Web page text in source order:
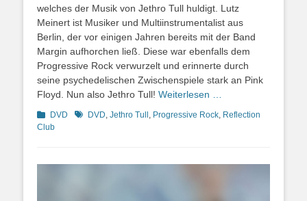
welches der Musik von Jethro Tull huldigt. Lutz
Meinert ist Musiker und Multiinstrumentalist aus
Berlin, der vor einigen Jahren bereits mit der Band
Margin aufhorchen ließ. Diese war ebenfalls dem
Progressive Rock verwurzelt und erinnerte durch
seine psychedelischen Zwischenspiele stark an Pink
Floyd. Nun also Jethro Tull! Weiterlesen …
Kategorien
DVD Schlagworte
DVD Jethro Tull Progressive Rock Reflection
Club